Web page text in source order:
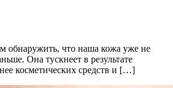
обнаружить, что наша кожа уже не
Она тускнеет в результате
косметических средств и […]